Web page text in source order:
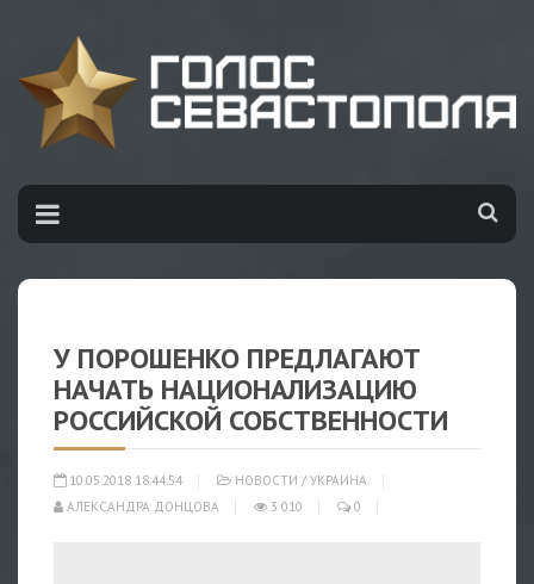
У ПОРОШЕНКО ПРЕДЛАГАЮТ
НАЧАТЬ НАЦИОНАЛИЗАЦИЮ
РОССИЙСКОЙ СОБСТВЕННОСТИ
10.05.2018 18:44:54 НОВОСТИ / УКРАИНА
АЛЕКСАНДРА ДОНЦОВА
3 010 0